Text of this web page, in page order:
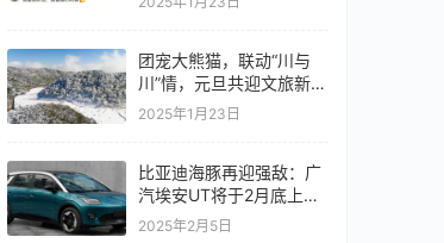
团宠大熊猫，联动“川与
川”情，元旦共迎文旅新热
潮
2025年1月23日
比亚迪海豚再迎强敌：广
汽埃安UT将于2月底上市
预售价8.98万元起
2025年2月5日